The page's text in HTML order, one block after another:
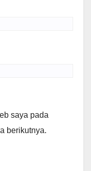
saya pada
berikutnya.